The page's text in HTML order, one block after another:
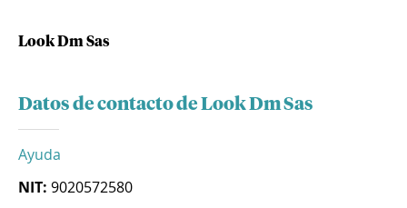
Look Dm Sas
Datos de contacto de Look Dm Sas
Ayuda
NIT: 9020572580